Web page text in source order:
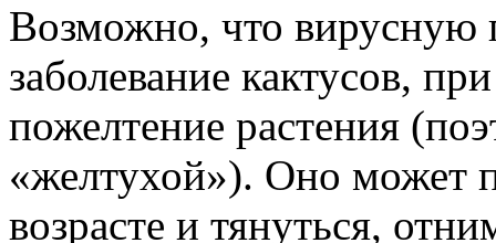
Возможно, что вирусную
заболевание кактусов,
пожелтение растения
«желтухой»). Оно может
возрасте и тянуться,